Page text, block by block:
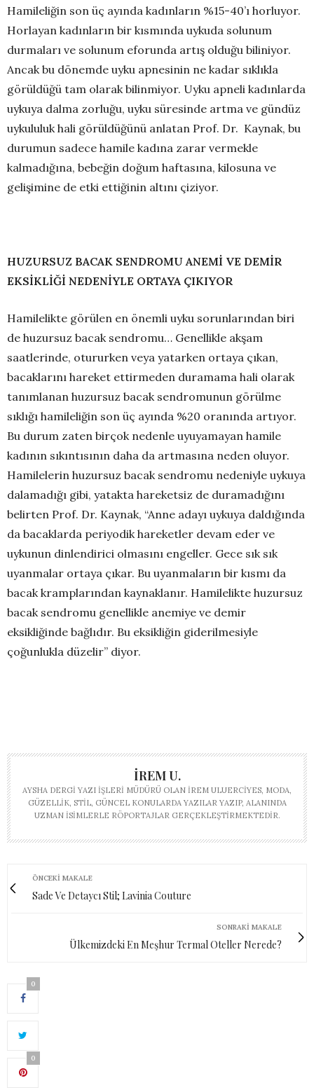
Hamileliğin son üç ayında kadınların %15-40’ı horluyor.
Horlayan kadınların bir kısmında uykuda solunum
durmaları ve solunum eforunda artış olduğu biliniyor.
Ancak bu dönemde uyku apnesinin ne kadar sıklıkla
görüldüğü tam olarak bilinmiyor. Uyku apneli kadınlarda
uykuya dalma zorluğu, uyku süresinde artma ve gündüz
uykululuk hali görüldüğünü anlatan Prof. Dr. Kaynak, bu
durumun sadece hamile kadına zarar vermekle
kalmadığına, bebeğin doğum haftasına, kilosuna ve
gelişimine de etki ettiğinin altını çiziyor.
HUZURSUZ BACAK SENDROMU ANEMİ VE DEMİR
EKSİKLİĞİ NEDENİYLE ORTAYA ÇIKIYOR
Hamilelikte görülen en önemli uyku sorunlarından biri
de huzursuz bacak sendromu… Genellikle akşam
saatlerinde, otururken veya yatarken ortaya çıkan,
bacaklarını hareket ettirmeden duramama hali olarak
tanımlanan huzursuz bacak sendromunun görülme
sıklığı hamileliğin son üç ayında %20 oranında artıyor.
Bu durum zaten birçok nedenle uyuyamayan hamile
kadının sıkıntısının daha da artmasına neden oluyor.
Hamilelerin huzursuz bacak sendromu nedeniyle uykuya
dalamadığı gibi, yatakta hareketsiz de duramadığını
belirten Prof. Dr. Kaynak, “Anne adayı uykuya daldığında
da bacaklarda periyodik hareketler devam eder ve
uykunun dinlendirici olmasını engeller. Gece sık sık
uyanmalar ortaya çıkar. Bu uyanmaların bir kısmı da
bacak kramplarından kaynaklanır. Hamilelikte huzursuz
bacak sendromu genellikle anemiye ve demir
eksikliğinde bağlıdır. Bu eksikliğin giderilmesiyle
çoğunlukla düzelir” diyor.
İREM U.
AYSHA DERGI YAZI İŞLERI MÜDÜRÜ OLAN İREM ULUERCIYES, MODA,
GÜZELLIK, STIL, GÜNCEL KONULARDA YAZILAR YAZIP, ALANINDA
UZMAN ISIMLERLE RÖPORTAJLAR GERÇEKLEŞTIRMEKTEDIR.
ÖNCEKI MAKALE
Sade Ve Detaycı Stil; Lavinia Couture
SONRAKI MAKALE
Ülkemizdeki En Meşhur Termal Oteller Nerede?
0
0